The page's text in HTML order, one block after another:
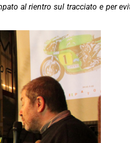
al rientro sul tracciato e per